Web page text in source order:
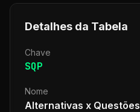
Detalhes da Tabela
Chave
SQP
Nome
Alternativas x Questões